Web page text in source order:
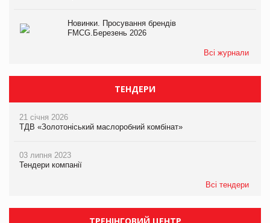
Новинки. Просування брендів
FMCG.Березень 2026
Всі журнали
ТЕНДЕРИ
21 січня 2026
ТДВ «Золотоніський маслоробний комбінат»
03 липня 2023
Тендери компанії
Всі тендери
ТРЕНІНГОВИЙ ЦЕНТР